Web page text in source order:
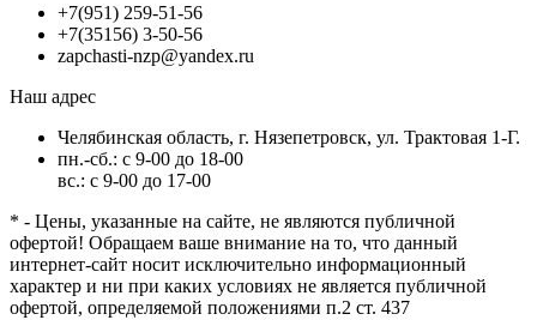
+7(951) 259-51-56
+7(35156) 3-50-56
zapchasti-nzp@yandex.ru
Наш адрес
Челябинская область, г. Нязепетровск, ул. Трактовая 1-Г.
пн.-сб.: с 9-00 до 18-00
вс.: с 9-00 до 17-00
* - Цены, указанные на сайте, не являются публичной
офертой! Обращаем ваше внимание на то, что данный
интернет-сайт носит исключительно информационный
характер и ни при каких условиях не является публичной
офертой, определяемой положениями п.2 ст. 437